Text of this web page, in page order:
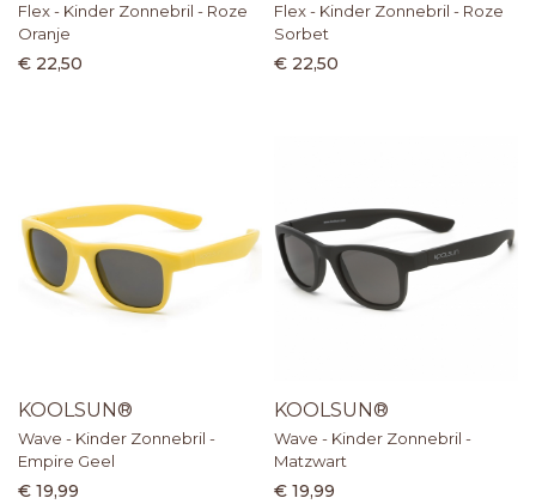
Flex - Kinder Zonnebril - Roze
Oranje
€ 22,50
Flex - Kinder Zonnebril - Roze
Sorbet
€ 22,50
KOOLSUN®
Wave - Kinder Zonnebril -
Empire Geel
€ 19,99
KOOLSUN®
Wave - Kinder Zonnebril -
Matzwart
€ 19,99